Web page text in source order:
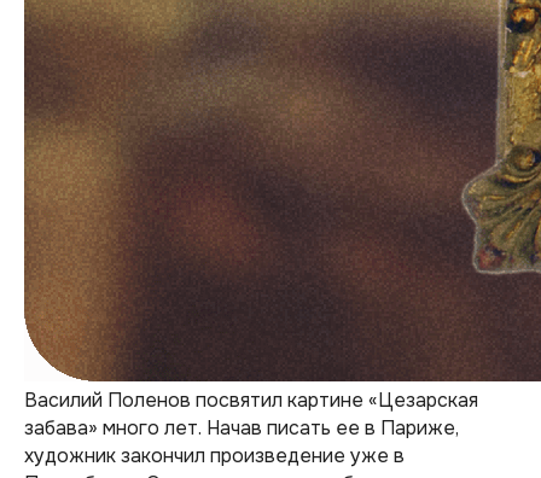
Василий Поленов посвятил картине «Цезарская
забава» много лет. Начав писать ее в Париже,
художник закончил произведение уже в